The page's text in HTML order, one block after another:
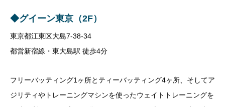
◆グイーン東京（2F）
東京都江東区大島7-38-34
都営新宿線・東大島駅 徒歩4分
フリーバッティング1 ヶ所とティーバッティング4ヶ所、そしてア
ジリティやトレーニングマシンを使ったウェイトトレーニングを